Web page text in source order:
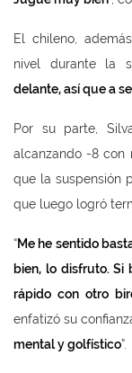
El chileno,
nivel durante la
delante, así que a
Por su parte,
alcanzando -8 con
que la suspensión
que luego logró
“Me he sentido
bien, lo disfruto. Si
rápido con otro
enfatizó su
mental y golfístico”.